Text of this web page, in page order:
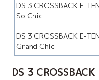
DS 3 CROSSBACK E-
So Chic
DS 3 CROSSBACK E-
Grand Chic
DS 3